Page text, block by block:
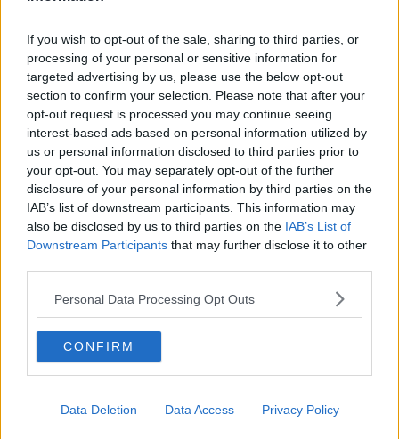
If you wish to opt-out of the sale, sharing to third parties, or
processing of your personal or sensitive information for
targeted advertising by us, please use the below opt-out
section to confirm your selection. Please note that after your
opt-out request is processed you may continue seeing
interest-based ads based on personal information utilized by
us or personal information disclosed to third parties prior to
your opt-out. You may separately opt-out of the further
disclosure of your personal information by third parties on the
IAB’s list of downstream participants. This information may
also be disclosed by us to third parties on the IAB’s List of
Downstream Participants that may further disclose it to other
Personal Data Processing Opt Outs
CONFIRM
Data Deletion Data Access Privacy Policy
und spielten die gesamte Rundfahrt nach. Zwei Brücken
Straßen, als Autos noch nicht den Ton angaben. Mit 13
Jahren war mein Herz endgültig dem Radsport verfallen.
In einem Urlaub in Frankreich durfte ich nach langem
Drängen eine echte Bergetappe fahren – mit meinem
Fahrrad von zu Hause, drei Gängen, Licht, dicken Reifen
und Schutzblechen.
Ich brach früh auf, fuhr den Col de Joux Plane und
anschließend Morzine-Avoriaz. Proviant: eine Tüte
Kirschen, kein Wasser, keine Erfahrung. Von Les Gets aus
wurde es trotzdem der glücklichste Tag meines Lebens.
Als ich die Häuser auf halber Höhe des Joux Plane
erreichte, wusste ich, dass ich nicht aufhören würde zu
treten. Oben angekommen trank ich an einem
Baumstamm – und spürte eine Freude, die ich bis heute
Entscheidung an: zurück oder weiter nach Avoriaz. Ich
zweiten Anstieg. Mit meinem knallroten, eigentlich
lächerlichen Rad überholte ich Fahrer auf echten
Rennrädern. Wieder dieses Glück.
und es ist der Ursprung meiner Arbeit. Ich bin